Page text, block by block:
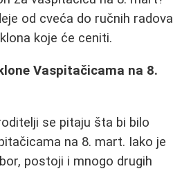
od cveća do ručnih radova
koje će ceniti.
Vaspitačicama na 8.
se pitaju šta bi bilo
na 8. mart. Iako je
postoji i mnogo drugih